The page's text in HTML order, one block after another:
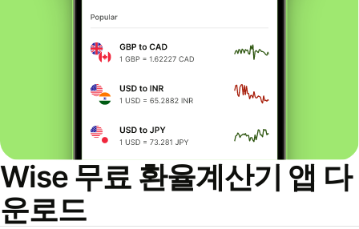
Wise 무료 환율계산기 앱 다
운로드